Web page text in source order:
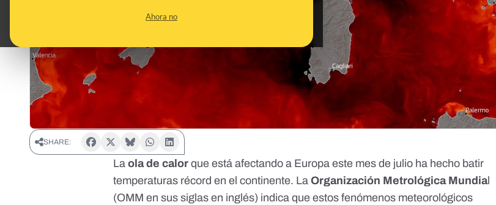
Ahora no
SHARE:
Laola de calor que está afectando a Europa este mes de julio ha hecho batir
temperaturas récord en el continente. LaOrganización Metrológica Mundial
(OMM en sus siglas en inglés) indica que estos fenómenos meteorológicos